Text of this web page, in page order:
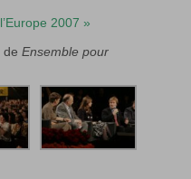
2007 »
de Ensemble pour